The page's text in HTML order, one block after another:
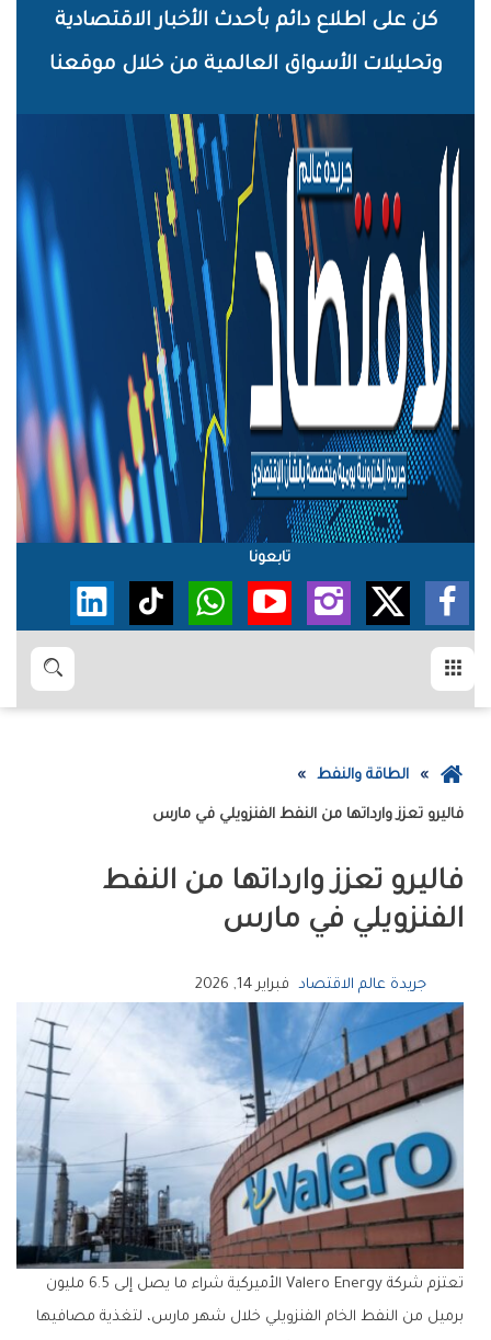
الرئيسي
كن على اطلاع دائم بأحدث الأخبار الاقتصادية
وتحليلات الأسواق العالمية من خلال موقعنا
تابعونا
بحث
عودة
الرئيسية
الطاقة والنفط
فاليرو تعزز وارداتها من النفط الفنزويلي في مارس
فاليرو تعزز وارداتها من النفط
الفنزويلي في مارس
جريدة عالم الاقتصاد فبراير 14, 2026
تعتزم شركة Valero Energy الأميركية شراء ما يصل إلى 6.5 مليون
برميل من النفط الخام الفنزويلي خلال شهر مارس، لتغذية مصافيها